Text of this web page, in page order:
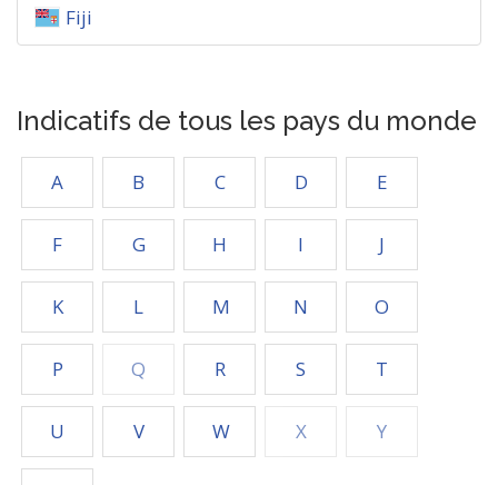
Fiji
Indicatifs de tous les pays du monde
A B C D E
F G H I J
K L M N O
P Q R S T
U V W X Y